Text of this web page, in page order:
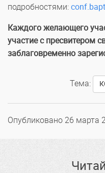
подробностями:
Каждого желающего
участие с пресвитером
заблаговременно
Тема:
Опубликовано 26 марта